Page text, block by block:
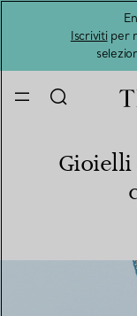
Iscrivitiper
Gioielli